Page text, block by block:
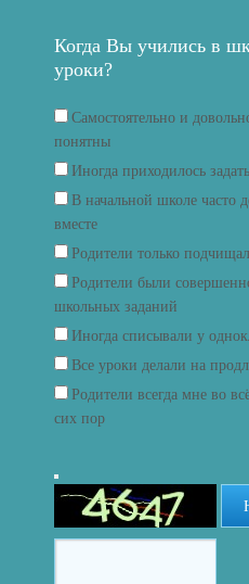
Когда Вы учились в
уроки?
Самостоятельно и
понятны
Иногда приходилось
В начальной школе часто
вместе
Родители только
Родители были
школьных заданий
Иногда списывали у
Все уроки делали на
Родители всегда мне во
сих пор